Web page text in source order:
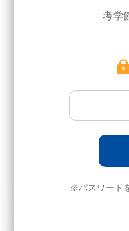
考学
※パスワード